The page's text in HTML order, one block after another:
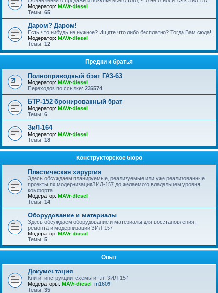
Модератор: MAVr-diesel
Темы: 65
Даром? Даром!
Есть что нибудь не нужное? Ищите что либо бесплатно? Тогда Вам сюда!
Модератор: MAVr-diesel
Темы: 12
Предки и братья
Полноприводный брат ГАЗ-63
Модератор: MAVr-diesel
Переходов по ссылке: 236574
БТР-152 бронированный брат
Модератор: MAVr-diesel
Темы: 6
ЗиЛ-164
Модератор: MAVr-diesel
Темы: 18
Конструкторское бюро
Пластическая хирургия
Здесь обсуждаем планируемые, реализуемые или уже реализованные
проекты по модернизацииЗИЛ-157 до желаемого владельцем уровня
комфорта.
Модератор: MAVr-diesel
Темы: 14
Оборудование и материалы
Здесь обсуждаем оборудование и материалы для восстановления,
ремонта и модернизации ЗИЛ-157
Модератор: MAVr-diesel
Темы: 5
Опыт
Документация
Книги, инструкции, схемы и т.п. ЗИЛ-157
Модераторы: MAVr-diesel m1609
Темы: 35